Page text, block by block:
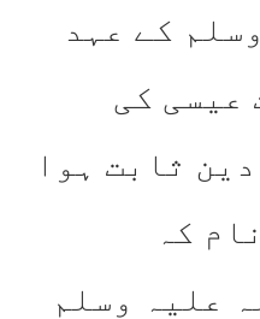
کے عہد
عیسی کی
ثابت ہوا
کہ
علیہ وسلم